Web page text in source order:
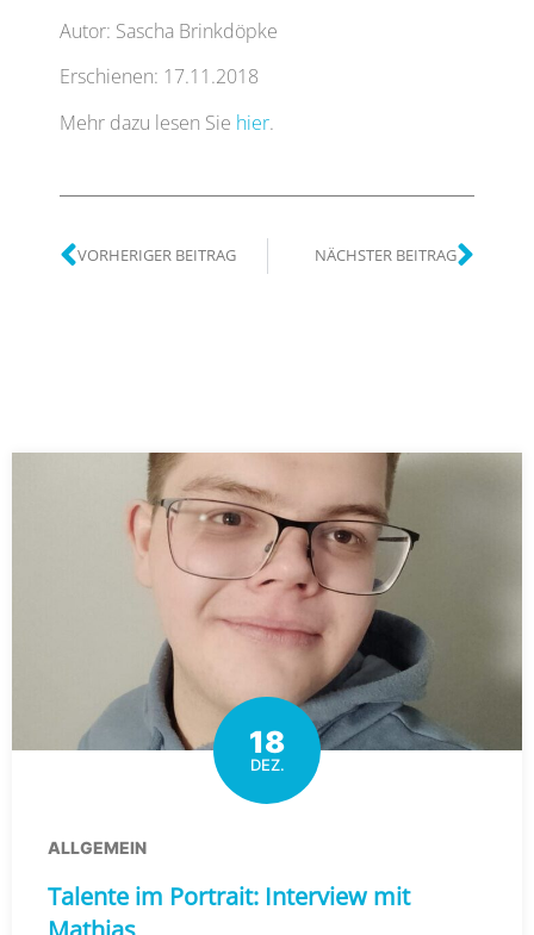
Autor: Sascha Brinkdöpke
Erschienen: 17.11.2018
Mehr dazu lesen Sie hier.
VORHERIGER BEITRAG NÄCHSTER BEITRAG
18
DEZ.
ALLGEMEIN
Talente im Portrait: Interview mit